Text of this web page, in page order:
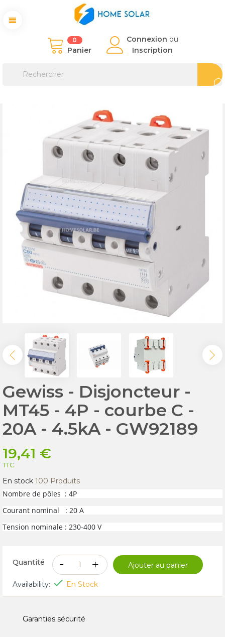
0
Panier
Connexion ou
Inscription
Gewiss - Disjoncteur -
MT45 - 4P - courbe C -
20A - 4.5kA - GW92189
19,41 €
TTC
En stock 100 Produits
Nombre de pôles : 4P
Courant nominal : 20 A
Tension nominale : 230-400 V
Quantité Ajouter au panier
Availability:  En Stock
Garanties sécurité